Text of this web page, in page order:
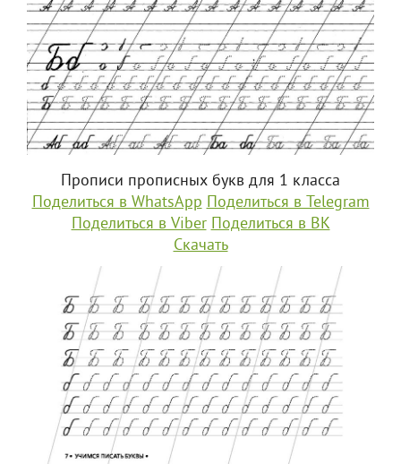
Прописи прописных букв для 1 класса
Поделиться в WhatsApp Поделиться в Telegram
Поделиться в Viber Поделиться в ВК
Скачать